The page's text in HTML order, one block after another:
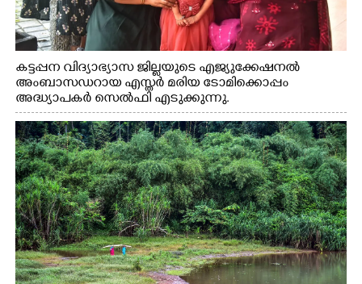
കട്ടപ്പന വിദ്യാഭ്യാസ ജില്ലയുടെ എജ്യുക്കേഷനൽ
അംബാസഡറായ എസ്തർ മരിയ ടോമിക്കൊപ്പം
അദ്ധ്യാപകർ സെൽഫി എടുക്കുന്നു.